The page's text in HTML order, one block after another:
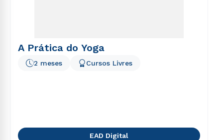
A Prática do Yoga
2 meses Cursos Livres
EAD Digital